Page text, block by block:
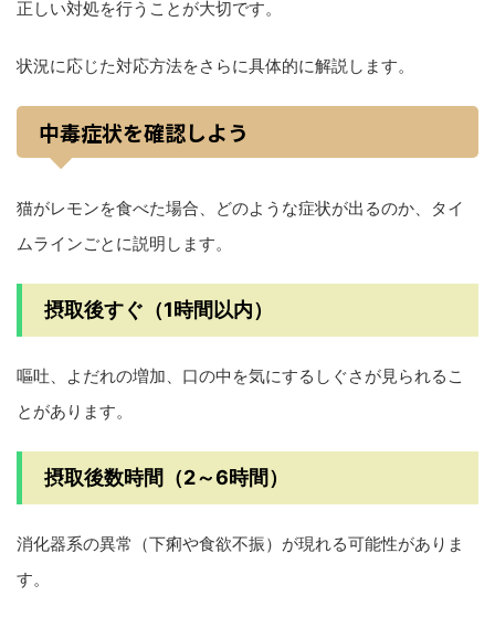
正しい対処を行うことが大切です。
状況に応じた対応方法をさらに具体的に解説します。
中毒症状を確認しよう
猫がレモンを食べた場合、どのような症状が出るのか、タイ
ムラインごとに説明します。
摂取後すぐ（1時間以内）
嘔吐、よだれの増加、口の中を気にするしぐさが見られるこ
とがあります。
摂取後数時間（2～6時間）
消化器系の異常（下痢や食欲不振）が現れる可能性がありま
す。